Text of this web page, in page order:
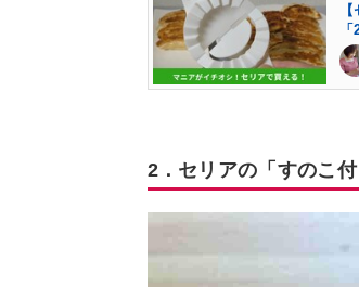
2．セリアの「すのこ付